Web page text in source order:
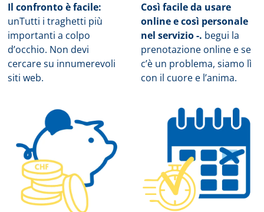
Il confronto è facile:
unTutti i traghetti più
importanti a colpo
d’occhio. Non devi
cercare su innumerevoli
siti web.
Così facile da usare
online e così personale
nel servizio -. begui la
prenotazione online e se
c’è un problema, siamo lì
con il cuore e l’anima.